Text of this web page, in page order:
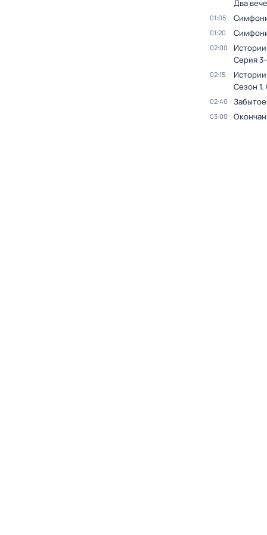
Два
01:05
01:20
02:00
Серия
02:15
Сезон 1.
02:40
03:00